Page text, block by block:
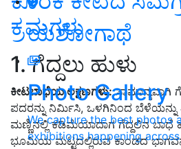
ಯಶೋಗಾಥೆ
Photo Gallery
We capture the best photos
exhibitions happening
ಕ್ರಮಗಳು
1. ಗೆದ್ದಲು ಹುಳು
ಕೀಟಬಾಧೆಯ ಲಕ್ಷಣಗಳು:ಸಾಮಾನ್ಯವಾಗಿ
ಪದರನ್ನು ನಿರ್ಮಿಸಿ, ಒಳಗಿನಿಂದ ಬೆಳೆಯನ್ನು
ಮಣ್ಣಿನಲ್ಲಿ ಕಡಿಮೆಯಾದಾಗ ಗೆದ್ದಲಿನ ಬಾಧೆ
ಭೂಮಿಯ ಮಟ್ಟದಲ್ಲಿರುವ ಕಾಂಡದ